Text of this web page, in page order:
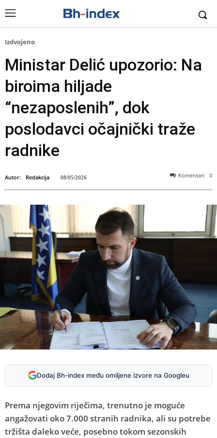
Izdvojeno
Ministar Delić upozorio: Na
biroima hiljade
“nezaposlenih”, dok
poslodavci očajnički traže
radnike
Autor: Redakcija 08/05/2026 Komentari 0
Dodaj Bh-index među omiljene izvore na Googleu
Prema njegovim riječima, trenutno je moguće
angažovati oko 7.000 stranih radnika, ali su potrebe
tržišta daleko veće, posebno tokom sezonskih